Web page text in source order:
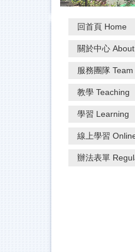
回首頁 Home
關於中心
服務團隊 Team
教學 Teaching
學習 Learning
線上學習
辦法表單